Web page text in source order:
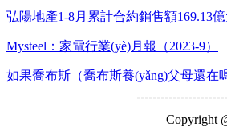
弘陽地產1-8月累計合約銷售額169.13
Mysteel：家電行業(yè)月報（2023-9）
如果喬布斯（喬布斯養(yǎng)父母還在
Copyright